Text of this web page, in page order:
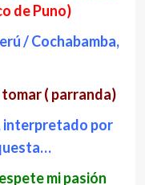
de Puno)
/ Cochabamba,
( parranda)
interpretado por
mi pasión